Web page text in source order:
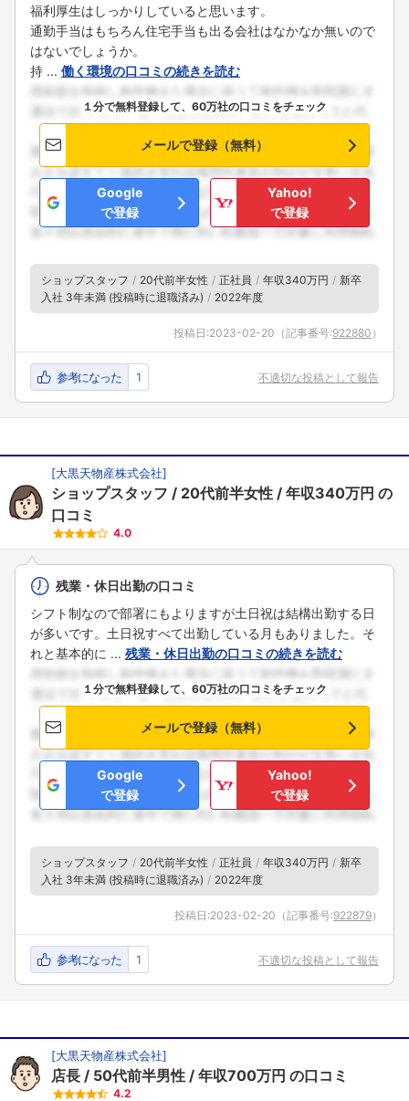
福利厚生はしっかりしていると思います。
通勤手当はもちろん住宅手当も出る会社はなかなか無いので
はないでしょうか。
持 ... 働く環境の口コミの続きを読む
１分で無料登録して、60万社の口コミをチェック
メールで登録（無料）
Google
で登録
Yahoo!
で登録
ショップスタッフ 20代前半女性 正社員 年収340万円
新卒
入社 3年未満 (投稿時に退職済み)
2022年度
投稿日:2023-02-20 （記事番号:922880 ）
参考になった 1 不適切な投稿として報告
[大黒天物産株式会社]
ショップスタッフ 20代前半女性 年収340万円 の
口コミ
4.0
残業・休日出勤の口コミ
シフト制なので部署にもよりますが土日祝は結構出勤する日
が多いです。土日祝すべて出勤している月もありました。そ
れと基本的に ... 残業・休日出勤の口コミの続きを読む
１分で無料登録して、60万社の口コミをチェック
メールで登録（無料）
Google
で登録
Yahoo!
で登録
ショップスタッフ 20代前半女性 正社員 年収340万円
新卒
入社 3年未満 (投稿時に退職済み)
2022年度
投稿日:2023-02-20 （記事番号:922879）
参考になった 1 不適切な投稿として報告
[大黒天物産株式会社]
店長 50代前半男性 年収700万円 の口コミ
4.2